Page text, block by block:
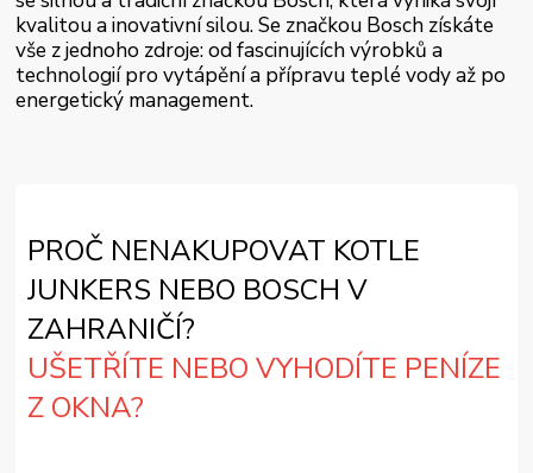
kvalitou a inovativní silou. Se značkou Bosch získáte
vše z jednoho zdroje: od fascinujících výrobků a
technologií pro vytápění a přípravu teplé vody až po
energetický management.
PROČ NENAKUPOVAT KOTLE
JUNKERS NEBO BOSCH V
ZAHRANIČÍ?
UŠETŘÍTE NEBO VYHODÍTE PENÍZE
Z OKNA?